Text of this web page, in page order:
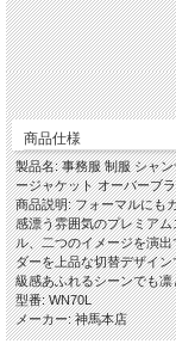
商品仕様
製品名: 事務服 制服 シャ
ージャケット オーバーブ
商品説明: フォーマルにも
感漂う雰囲気のプレミア
ル、二つのイメージを演
ダーを上品な切替デザイ
級感あふれるシーンでも
型番: WN70L
メーカー: 神馬本店